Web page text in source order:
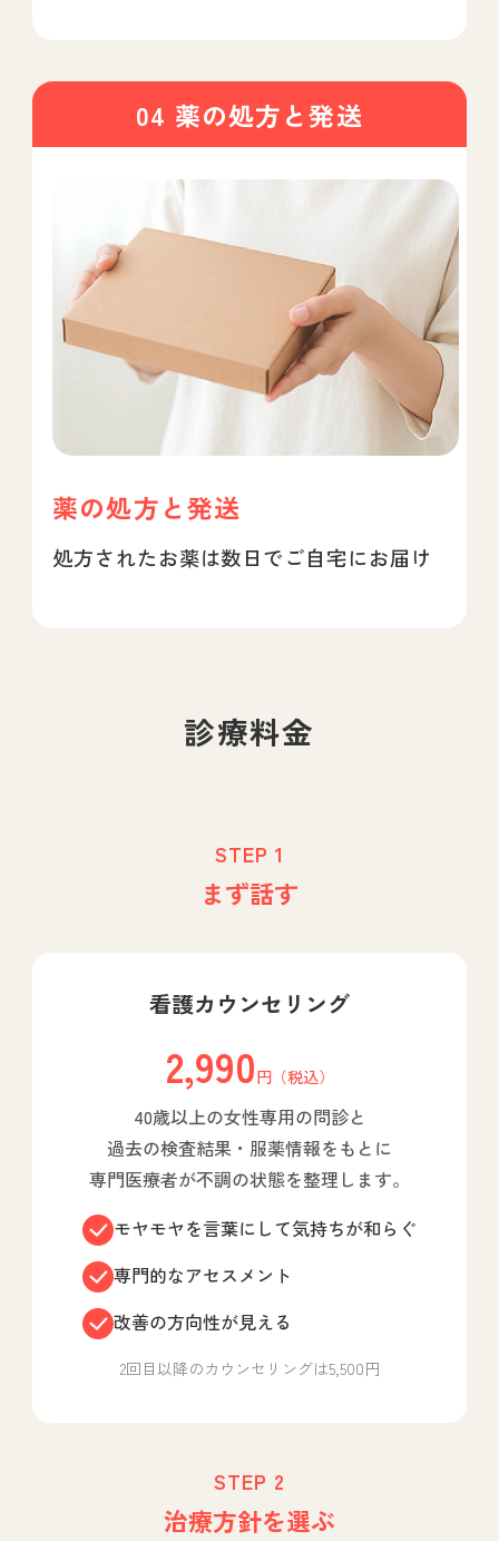
04 薬の処方と発送
薬の処方と発送
処方されたお薬は数日でご自宅にお届け
診療料金
STEP 1
まず話す
看護カウンセリング
2,990円（税込）
40歳以上の女性専用の問診と
過去の検査結果・服薬情報をもとに
専門医療者が不調の状態を整理します。
モヤモヤを言葉にして気持ちが和らぐ
専門的なアセスメント
改善の方向性が見える
2回目以降のカウンセリングは5,500円
STEP 2
治療方針を選ぶ